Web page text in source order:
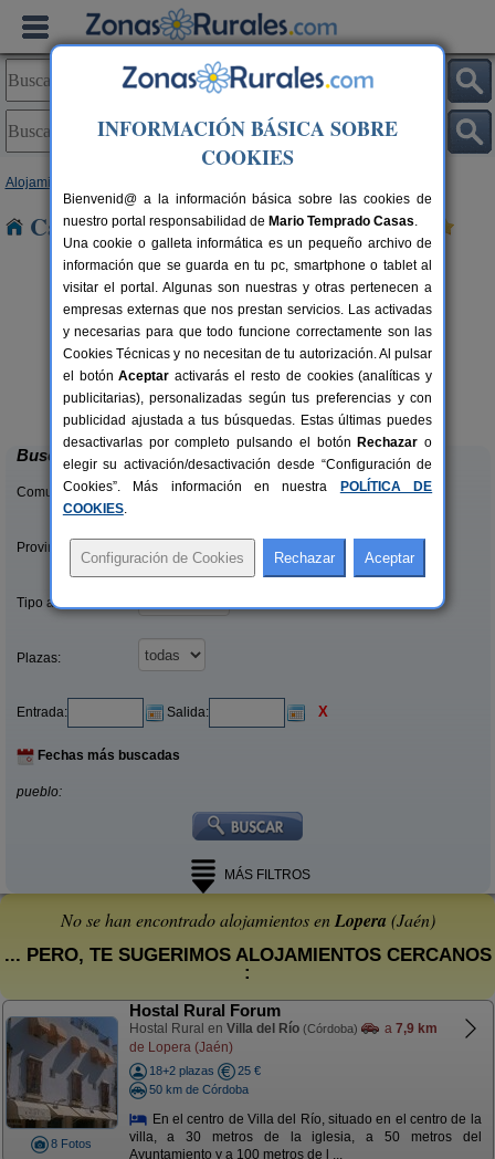
Alojamientos
Casas Rurales cerca de Lopera
15-20+7 pers.
desde25 €
Alojamiento Los Valeros
Beas de Segura (Jaén)
Buscar
Comunidades:
Provincias/Islas:
Tipo alquiler:
Plazas:
Entrada: Salida: X
Fechas más buscadas
pueblo:
MÁS FILTROS
No se han encontrado alojamientos enLopera (Jaén)
... PERO, TE SUGERIMOS ALOJAMIENTOS CERCANOS
:
8 Fotos
Hostal Rural Forum
Hostal Rural en Villa del Río (Córdoba) a 7,9 km
de Lopera (Jaén)
18+2 plazas
25 €
50 km de Córdoba
En el centro de Villa del Río, situado en el centro de la
villa, a 30 metros de la iglesia, a 50 metros del
Ayuntamiento y a 100 metros de l ...
INFORMACIÓN BÁSICA SOBRE
COOKIES
Bienvenid@ a la información básica sobre las cookies de
nuestro portal responsabilidad de Mario Temprado Casas.
Una cookie o galleta informática es un pequeño archivo de
información que se guarda en tu pc, smartphone o tablet al
visitar el portal. Algunas son nuestras y otras pertenecen a
empresas externas que nos prestan servicios. Las activadas
y necesarias para que todo funcione correctamente son las
Cookies Técnicas y no necesitan de tu autorización. Al pulsar
el botónAceptar activarás el resto de cookies (analíticas y
publicitarias), personalizadas según tus preferencias y con
publicidad ajustada a tus búsquedas. Estas últimas puedes
desactivarlas por completo pulsando el botón Rechazar o
elegir su activación/desactivación desde “Configuración de
Cookies”. Más información en nuestra
POLÍTICA DE
COOKIES.